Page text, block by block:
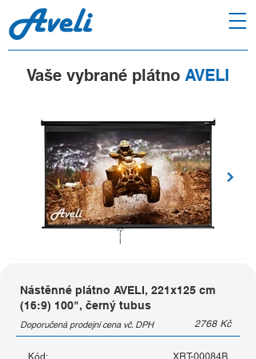
Vaše vybrané plátno AVELI
Nástěnné plátno AVELI, 221x125 cm
(16:9) 100", černý tubus
Doporučená prodejní cena vč. DPH 2768 Kč
Kód: XRT-00084B